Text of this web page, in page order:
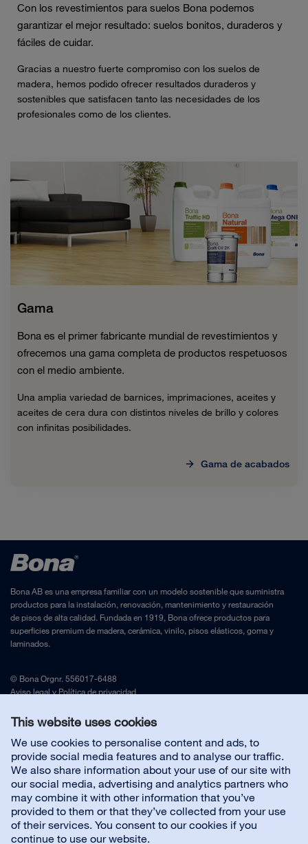
This website uses cookies
We use cookies to personalise content and ads, to
provide social media features and to analyse our traffic.
We also share information about your use of our site with
our social media, advertising and analytics partners who
may combine it with other information that you’ve
provided to them or that they’ve collected from your use
of their services. You consent to our cookies if you
continue to use our website.
Con los revestimientos para suelos Bona podemos
garantizar el mejor resultado: suelos bonitos, duraderos y
fáciles de cuidar.
Gracias a nuestro fuerte compromiso con los suelos de
madera, hemos podido ofrecer resultados duraderos y
sostenibles que satisfacen tanto las necesidades de los
profesionales como de los clientes.
Gama
Bona es el primer fabricante mundial de revestimientos y
ofrecemos una gama completa de productos respetuosos
con el medio ambiente.
Una amplia variedad de barnices, imprimaciones, aceites y
aceites de cera dura con distintos niveles de brillo y colores
con infinitas posibilidades.
Gama de acabados
Bona AB es una empresa familiar con un modelo sostenible que suministra
productos para la instalación, renovación, mantenimiento y restauración
de pisos de alta calidad. Fundada en 1919, Bona ofrece productos para
superficies premium de madera, cerámica, vinilo, pisos elásticos, goma y
laminados.
© Bona Orgnr. 556017-6488
Aviso legalyPolítica de privacidad
Contacta con nosotros
Servicio al cliente
Sobre nosotros